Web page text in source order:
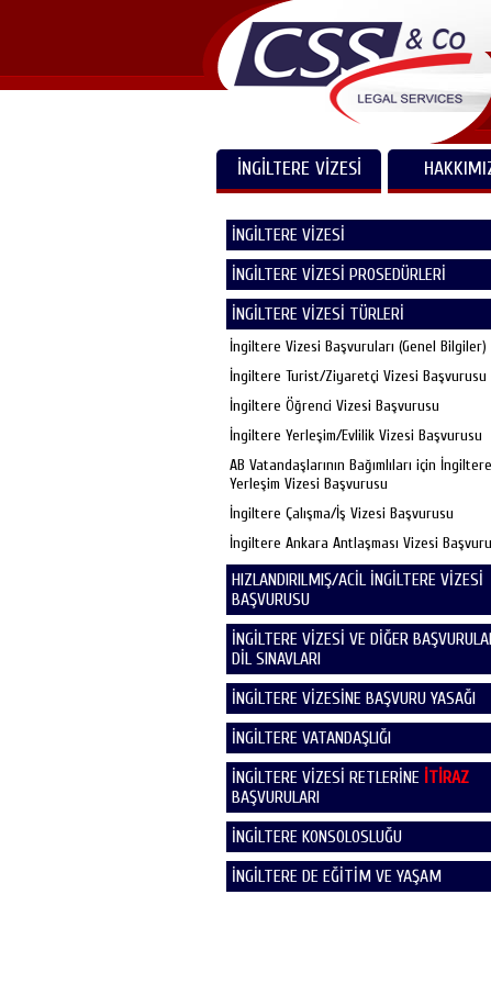
İNGİLTERE VİZESİ
İNGİLTERE VİZESİ
İNGİLTERE VİZESİ PROSEDÜRLERİ
İNGİLTERE VİZESİ TÜRLERİ
İngiltere Vizesi Başvuruları (Genel Bilgiler)
İngiltere Turist/Ziyaretçi Vizesi Başvurusu
İngiltere Öğrenci Vizesi Başvurusu
İngiltere Yerleşim/Evlilik Vizesi Başvurusu
AB Vatandaşlarının Bağımlıları için İngiltere
Yerleşim Vizesi Başvurusu
İngiltere Çalışma/İş Vizesi Başvurusu
İngiltere Ankara Antlaşması Vizesi
HIZLANDIRILMIŞ/ACİL İNGİLTERE VİZESİ
BAŞVURUSU
İNGİLTERE VİZESİ VE DİĞER
DİL SINAVLARI
İNGİLTERE VİZESİNE BAŞVURU YASAĞI
İNGİLTERE VATANDAŞLIĞI
İNGİLTERE VİZESİ RETLERİNE İTİRAZ
BAŞVURULARI
İNGİLTERE KONSOLOSLUĞU
İNGİLTERE DE EĞİTİM VE YAŞAM